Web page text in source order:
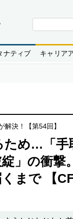
ナティブ キャリア
決！【第54回】
め…「手
」の衝撃
まで 【